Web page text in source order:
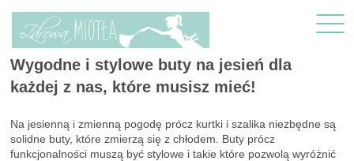
Wygodne i stylowe buty na jesień dla
każdej z nas, które musisz mieć!
Na jesienną i zmienną pogodę prócz kurtki i szalika niezbędne są
solidne buty, które zmierzą się z chłodem. Buty prócz
funkcjonalności muszą być stylowe i takie które pozwolą wyróżnić